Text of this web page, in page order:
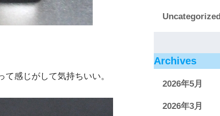
感じがして気持ちいい。
Uncategorized
Archives
2026年5月
2026年3月